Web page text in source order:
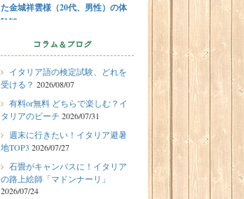
た金城祥雲様（20代、男性）の体
験談
2026/07/31
有料or無料 どちらで楽しむ？イタ
リアのビーチ
フィレンツェに1週間の語学留学を
談
2026/07/27
週末に行きたい！イタリア避暑地
TOP3
コラム＆ブログ
イタリア語の検定試験、どれを
受ける？ 2026/08/07
有料or無料 どちらで楽しむ？イ
タリアのビーチ 2026/07/31
週末に行きたい！イタリア避暑
地TOP3 2026/07/27
石畳がキャンバスに！イタリア
の路上絵師「マドンナーリ」
2026/07/24